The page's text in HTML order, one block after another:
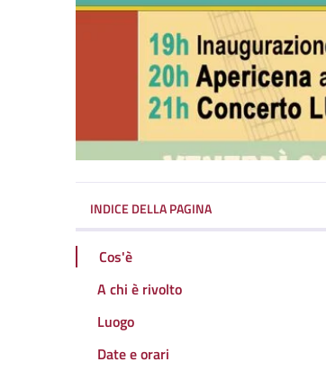
INDICE DELLA PAGINA
Cos'è
A chi è rivolto
Luogo
Date e orari